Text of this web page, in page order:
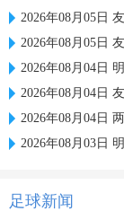
2026年08月05日
2026年08月05日
2026年08月04日
2026年08月04日 友谊
2026年08月04日 两连
2026年08月03日 明
足球新闻